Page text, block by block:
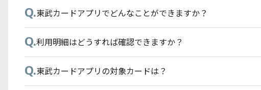
Q.東武カードのETCスルーカードのお申し込み方法を教えてく
Q.東武カードの署名欄はどこですか？
Q.メールで「お申し込みいただいたカードのお支払い口座設
Q.旧東武カードから東武カードへ切り替えることはできますか？
Q.東武カードはPASMOカードのオートチャージ設定ができます
Q.東武カードにはPASMO機能が付いていますか？
Q.東武鉄道モバイル定期券はどのように購入すればいいですか？
Q.東武鉄道モバイル定期券はどのように購入すればいいですか？
Q.東武カードの支払いでポイント付与の対象とならないものは
Q.従来の東武カードでためたポイント（TOBU POINT）はどう
Q.東武カードアプリでどんなことができますか？
Q.利用明細はどうすれば確認できますか？
Q.東武カードアプリの対象カードは？